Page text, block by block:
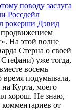
поводу заслуга
Россдейл
рокерши Дэвид
продвижением
На этой волне
Стерна о своей
уже тогда,
восемь
время подумывала,
Курта, моего
хорош. Не знаю,
от